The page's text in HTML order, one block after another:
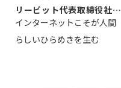
リービット代表取締役社長
ＣＥＯ 石田...
インターネットこそが人間
らしいひらめきを生む